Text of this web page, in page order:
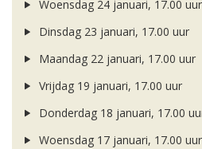
Woensdag 24 januari, 17.00 uur
Dinsdag 23 januari, 17.00 uur
Maandag 22 januari, 17.00 uur
Vrijdag 19 januari, 17.00 uur
Donderdag 18 januari, 17.00
Woensdag 17 januari, 17.00 uur